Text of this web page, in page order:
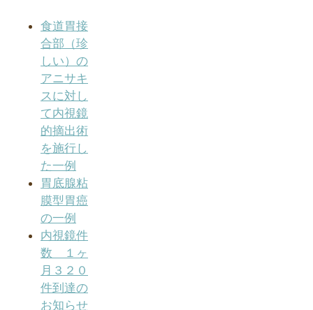
食道胃接
合部（珍
しい）の
アニサキ
スに対し
て内視鏡
的摘出術
を施行し
た一例
胃底腺粘
膜型胃癌
の一例
内視鏡件
数 １ヶ
月３２０
件到達の
お知らせ